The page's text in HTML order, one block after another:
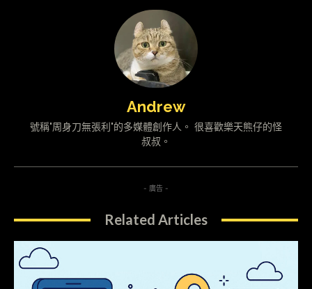
Andrew
號稱"周身刀無張利"的多媒體創作人。 很喜歡樂天熊仔的怪
叔叔。
- 廣告 -
Related Articles